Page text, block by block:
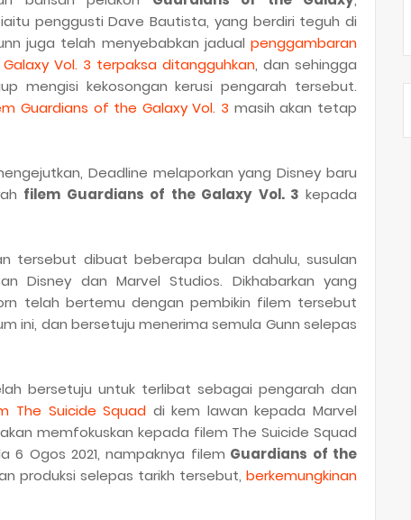
penggusti Dave Bautista, yang berdiri teguh di
juga telah menyebabkan jadual penggambaran
Vol. 3 terpaksa ditangguhkan, dan sehingga
mengisi kekosongan kerusi pengarah tersebut.
Guardians of the Galaxy Vol. 3 masih akan tetap
Deadline melaporkan yang Disney baru
filem Guardians of the Galaxy Vol. 3kepada
tersebut dibuat beberapa bulan dahulu, susulan
Disney dan Marvel Studios. Dikhabarkan yang
telah bertemu dengan pembikin filem tersebut
ini, dan bersetuju menerima semula Gunn selepas
bersetuju untuk terlibat sebagai pengarah dan
The Suicide Squad di kem lawan kepada Marvel
memfokuskan kepada filem The Suicide Squad
6 Ogos 2021, nampaknya filem Guardians of the
produksi selepas tarikh tersebut, berkemungkinan